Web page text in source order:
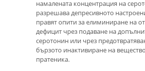
намалената концентрация на
разрешава депресивното
правят опити за елиминиране на
дефицит чрез подаване на
серотонин или чрез
бързото инактивиране на
пратеника.